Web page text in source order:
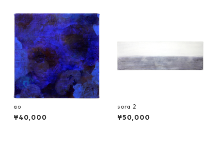
ao
¥40,000
sora 2
¥50,000